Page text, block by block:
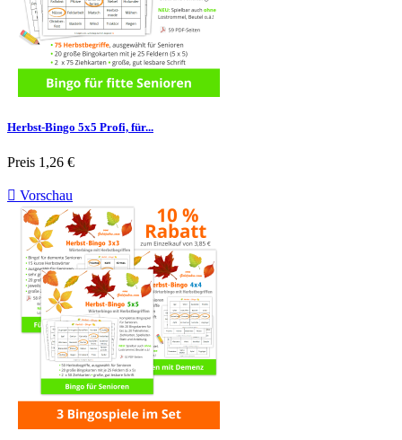
Herbst-Bingo 5x5 Profi, für...
Preis 1,26 €
 Vorschau